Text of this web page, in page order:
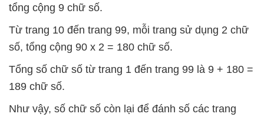
tổng cộng 9 chữ số.
Từ trang 10 đến trang 99, mỗi trang sử dụng 2 chữ
số, tổng cộng 90 x 2 = 180 chữ số.
Tổng số chữ số từ trang 1 đến trang 99 là 9 + 180 =
189 chữ số.
Như vậy, số chữ số còn lại để đánh số các trang